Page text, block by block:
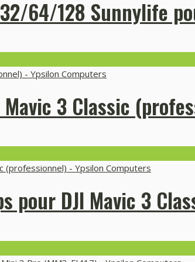
64/128 Sunnylife
Mavic 3 Classic
pour DJI Mavic 3